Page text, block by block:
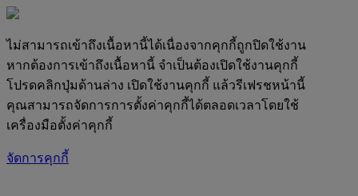
ไม่สามารถเข้าถึงเนื้อหานี้ได้เนื่องจากคุกกี้ถูกปิดใช้งาน
หากต้องการเข้าถึงเนื้อหานี้ จำเป็นต้องเปิดใช้งานคุกกี้
โปรดคลิกปุ่มด้านล่าง เปิดใช้งานคุกกี้ แล้วรีเฟรชหน้านี้
คุณสามารถจัดการการตั้งค่าคุกกี้ได้ตลอดเวลาโดยใช้
เครื่องมือตั้งค่าคุกกี้
จัดการคุกกี้